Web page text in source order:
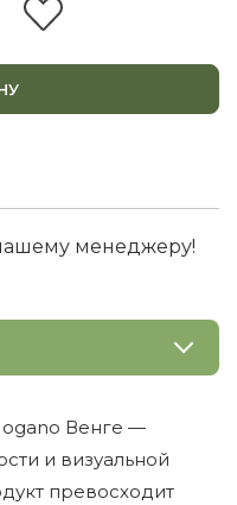
менеджеру!
Венге —
и визуальной
превосходит